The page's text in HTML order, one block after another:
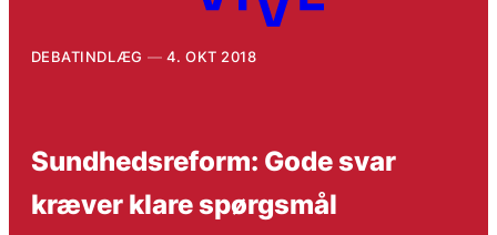
DEBATINDLÆG 4. OKT 2018
Sundhedsreform: Gode svar
kræver klare spørgsmål